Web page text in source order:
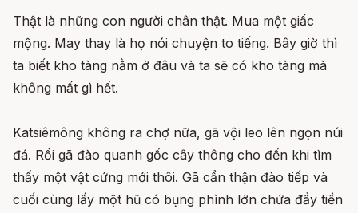
Thật là những con người chân thật. Mua một giấc
mộng. May thay là họ nói chuyện to tiếng. Bây giờ thì
ta biết kho tàng nằm ở đâu và ta sẽ có kho tàng mà
không mất gì hết.
Katsiêmông không ra chợ nữa, gã vội leo lên ngọn núi
đá. Rồi gã đào quanh gốc cây thông cho đến khi tìm
thấy một vật cứng mới thôi. Gã cẩn thận đào tiếp và
cuối cùng lấy một hũ có bụng phình lớn chứa đầy tiền